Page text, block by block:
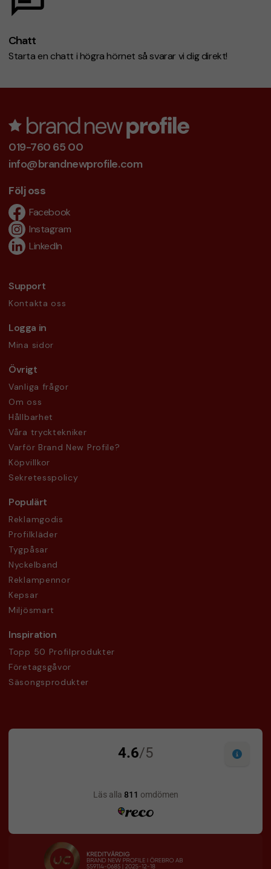
Chatt
Starta en chatt i högra hörnet så svarar vi dig direkt!
019-760 65 00
info@brandnewprofile.com
Följ oss
Facebook
Instagram
LinkedIn
Support
Kontakta oss
Logga in
Mina sidor
Övrigt
Vanliga frågor
Om oss
Hållbarhet
Våra trycktekniker
Varför Brand New Profile?
Köpvillkor
Sekretesspolicy
Populärt
Reklamgodis
Profilkläder
Tygpåsar
Nyckelband
Reklampennor
Kepsar
Miljösmart
Inspiration
Topp 50 Profilprodukter
Företagsgåvor
Säsongsprodukter